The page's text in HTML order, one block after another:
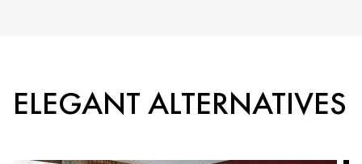
ELEGANT ALTERNATIVES